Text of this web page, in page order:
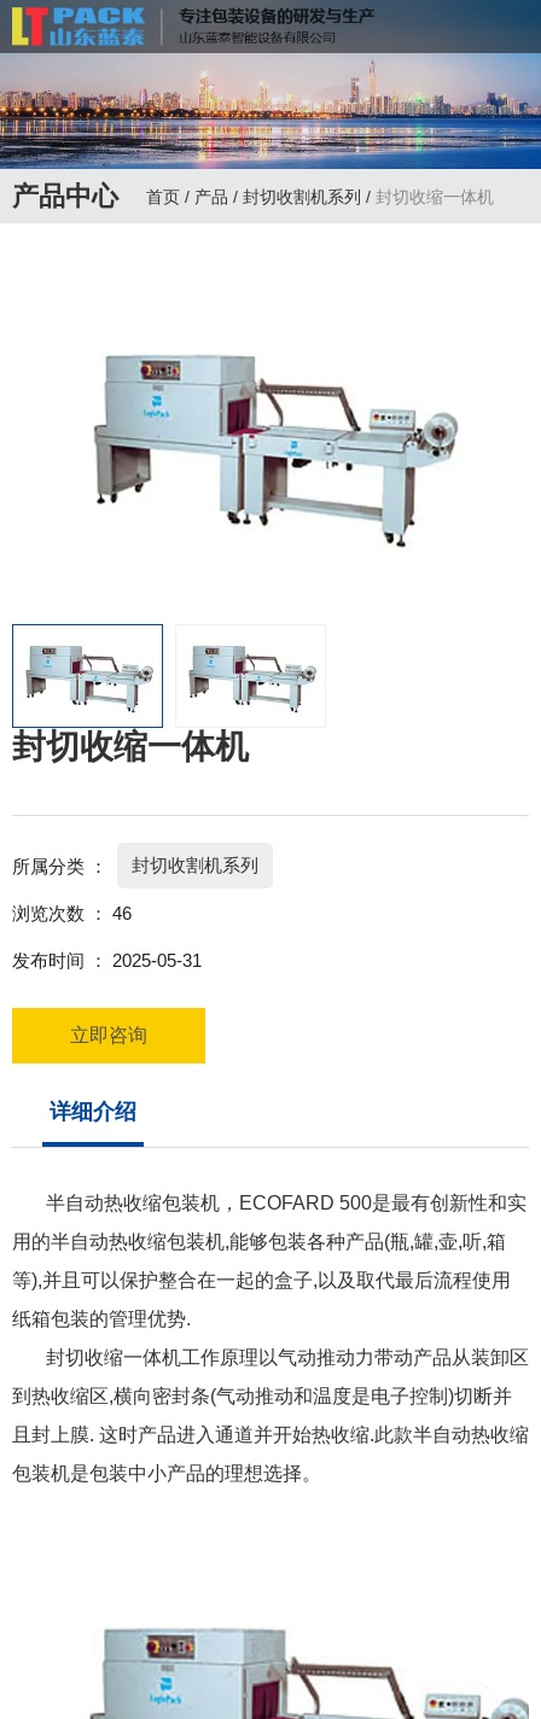
联系电话：
13335172598
产品中心 首页/ 产品 /封切收割机系列 /封切收缩一体机
封切收缩一体机
所属分类 ： 封切收割机系列
浏览次数 ： 46
发布时间 ： 2025-05-31
立即咨询
详细介绍
半自动热收缩包装机，ECOFARD 500是最有创新性和实
用的半自动热收缩包装机,能够包装各种产品(瓶,罐,壶,听,箱
等),并且可以保护整合在一起的盒子,以及取代最后流程使用
纸箱包装的管理优势.
封切收缩一体机工作原理以气动推动力带动产品从装卸区
到热收缩区,横向密封条(气动推动和温度是电子控制)切断并
且封上膜. 这时产品进入通道并开始热收缩.此款半自动热收缩
包装机是包装中小产品的理想选择。